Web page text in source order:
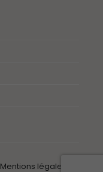
Mentions légales